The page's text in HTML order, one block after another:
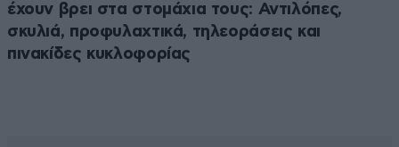
έχουν βρει στα στομάχια τους: Αντιλόπες,
σκυλιά, προφυλαχτικά, τηλεοράσεις και
πινακίδες κυκλοφορίας